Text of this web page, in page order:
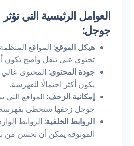
العوامل الرئيسية التي
جوجل:
هيكل الموقع: المواقع
تحتوي على تنقل واضح تكون
جودة المحتوى: المحتوى عالي
يكون أكثر احتمالًا للفهرسة.
إمكانية الزحف: المواقع
جوجل زحفها ستحظى
الروابط الخلفية: الروابط
الموثوقة يمكن أن تحسن من